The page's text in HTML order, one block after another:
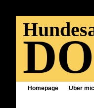
Homepage Über